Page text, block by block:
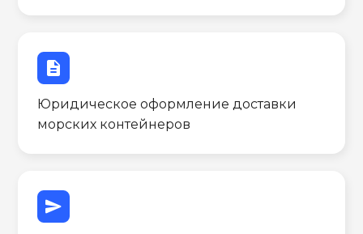
description
Юридическое оформление доставки
морских контейнеров
send